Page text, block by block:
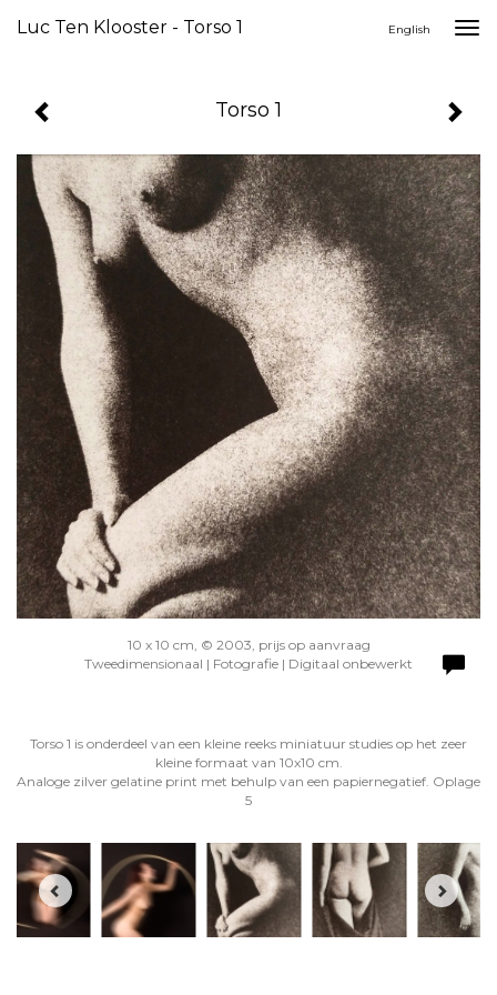
Luc Ten Klooster - Torso 1 English
Torso 1
10 x 10 cm, © 2003, prijs op aanvraag
Tweedimensionaal | Fotografie | Digitaal onbewerkt
Torso 1 is onderdeel van een kleine reeks miniatuur studies op het zeer
kleine formaat van 10x10 cm.
Analoge zilver gelatine print met behulp van een papiernegatief. Oplage
5